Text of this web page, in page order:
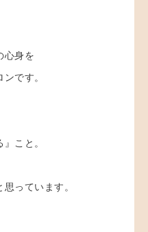
心身を
です。
こと。
っています。